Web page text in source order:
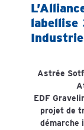
labellise
Astrée
EDF
projet de
démarche